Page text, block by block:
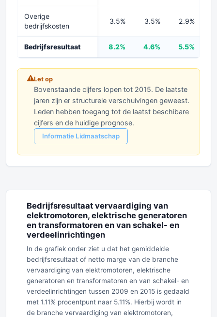
Overige
bedrijfskosten
3.5% 3.5% 2.9%
Bedrijfsresultaat 8.2% 4.6% 5.5%
Let op
Bovenstaande cijfers lopen tot 2015. De laatste
jaren zijn er structurele verschuivingen geweest.
Leden hebben toegang tot de laatst beschibare
cijfers en de huidige prognose.
Informatie Lidmaatschap
Bedrijfsresultaat vervaardiging van
elektromotoren, elektrische generatoren
en transformatoren en van schakel- en
verdeelinrichtingen
In de grafiek onder ziet u dat het gemiddelde
bedrijfsresultaat of netto marge van de branche
vervaardiging van elektromotoren, elektrische
generatoren en transformatoren en van schakel- en
verdeelinrichtingen tussen 2009 en 2015 is gedaald
met 1.11% procentpunt naar 5.11%. Hierbij wordt in
de branche vervaardiging van elektromotoren,